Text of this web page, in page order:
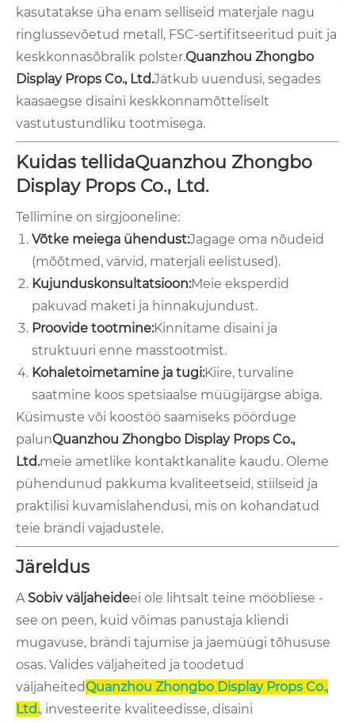
kasutatakse üha enam selliseid materjale nagu
ringlussevõetud metall, FSC-sertifitseeritud puit ja
keskkonnasõbralik polster.Quanzhou Zhongbo
Display Props Co., Ltd.Jätkub uuendusi, segades
kaasaegse disaini keskkonnamõtteliselt
vastutustundliku tootmisega.
Kuidas tellidaQuanzhou Zhongbo
Display Props Co., Ltd.
Tellimine on sirgjooneline:
Võtke meiega ühendust:Jagage oma nõudeid
(mõõtmed, värvid, materjali eelistused).
Kujunduskonsultatsioon:Meie eksperdid
pakuvad maketi ja hinnakujundust.
Proovide tootmine:Kinnitame disaini ja
struktuuri enne masstootmist.
Kohaletoimetamine ja tugi:Kiire, turvaline
saatmine koos spetsiaalse müügijärgse abiga.
Küsimuste või koostöö saamiseks pöörduge
palunQuanzhou Zhongbo Display Props Co.,
Ltd.meie ametlike kontaktkanalite kaudu. Oleme
pühendunud pakkuma kvaliteetseid, stiilseid ja
praktilisi kuvamislahendusi, mis on kohandatud
teie brändi vajadustele.
Järeldus
A Sobiv väljaheideei ole lihtsalt teine ​​mööbliese -
see on peen, kuid võimas panustaja kliendi
mugavuse, brändi tajumise ja jaemüügi tõhususe
osas. Valides väljaheited ja toodetud
väljaheitedQuanzhou Zhongbo Display Props Co.,
Ltd., investeerite kvaliteedisse, disaini